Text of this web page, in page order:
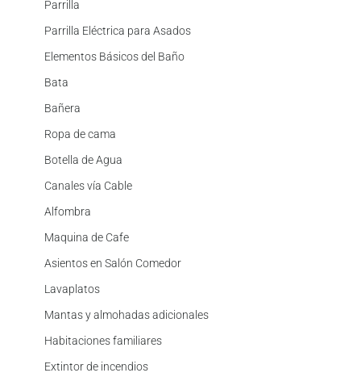
Parrilla
Parrilla Eléctrica para Asados
Elementos Básicos del Baño
Bata
Bañera
Ropa de cama
Botella de Agua
Canales vía Cable
Alfombra
Maquina de Cafe
Asientos en Salón Comedor
Lavaplatos
Mantas y almohadas adicionales
Habitaciones familiares
Extintor de incendios